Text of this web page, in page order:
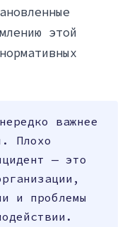
этой
важнее
Плохо
— это
и проблемы